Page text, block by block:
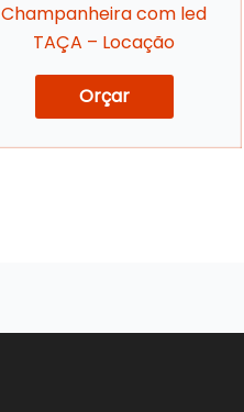
Champanheira com led
TAÇA – Locação
Orçar